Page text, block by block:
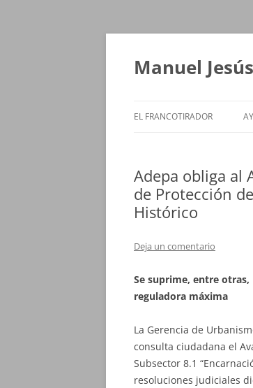
Saltar
Manuel
EL FRANCOTIRADOR
Adepa obliga al
de Protección
Histórico
Deja un comentario
Se suprime, entre
reguladora máxima
La Gerencia de
consulta ciudadana el
Subsector 8.1
resoluciones judiciales